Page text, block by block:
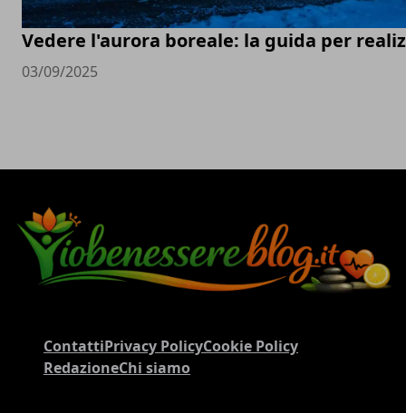
Vedere l'aurora boreale: la guida per
03/09/2025
ContattiPrivacy PolicyCookie Policy
RedazioneChi siamo